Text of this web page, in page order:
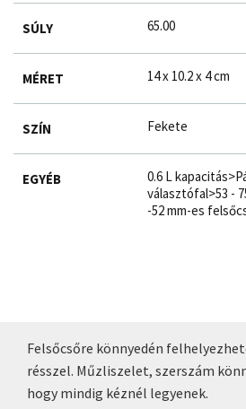
SÚLY 65.00
MÉRET 14 x 10.2 x 4 cm
SZÍN Fekete
EGYÉB
0.6 L
választófal>53 -
-52 mm-es
Felsőcsőre könnyedén
résszel. Műzliszelet, szerszám
hogy mindig kéznél legyenek.